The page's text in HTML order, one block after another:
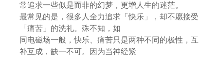
常追求一些似是而非的幻梦，更增人生的迷茫。
最常见的是，很多人全力追求「快乐」，却不愿接受
「痛苦」的洗礼。殊不知，如
同电磁场一般，快乐、痛苦只是两种不同的极性，互
补互成，缺一不可。因为当神经紧